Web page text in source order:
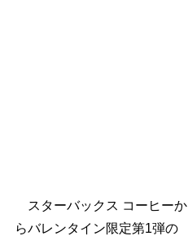
スターバックス コーヒーか
らバレンタイン限定第1弾の